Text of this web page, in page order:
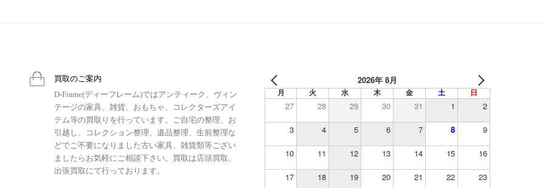
買取のご案内
D-Frame(ディーフレーム)ではアンティーク、ヴィン
テージの家具、雑貨、おもちゃ、コレクターズアイ
テム等の買取りを行っています。ご自宅の整理、お
引越し、コレクション整理、遺品整理、生前整理な
どでご不要になりました古い家具、雑貨類等ござい
ましたらお気軽にご相談下さい。買取は店頭買取、
出張買取にて行っております。
2026年 8月
月 火 水 木 金 土 日
27 28 29 30 31 1 2
3 4 5 6 7 8 9
10 11 12 13 14 15 16
17 18 19 20 21 22 23